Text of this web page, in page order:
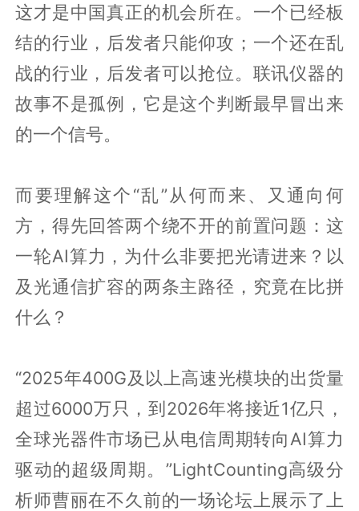
这才是中国真正的机会所在。一个已经板
结的行业，后发者只能仰攻；一个还在乱
战的行业，后发者可以抢位。联讯仪器的
故事不是孤例，它是这个判断最早冒出来
的一个信号。
而要理解这个“乱”从何而来、又通向何
方，得先回答两个绕不开的前置问题：这
一轮AI算力，为什么非要把光请进来？以
及光通信扩容的两条主路径，究竟在比拼
什么？
“2025年400G及以上高速光模块的出货量
超过6000万只，到2026年将接近1亿只，
全球光器件市场已从电信周期转向AI算力
驱动的超级周期。”LightCounting高级分
析师曹丽在不久前的一场论坛上展示了上